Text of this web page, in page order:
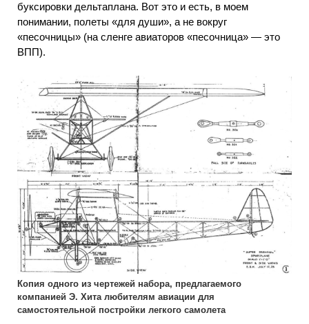
буксировки дельтаплана. Вот это и есть, в моем
понимании, полеты «для души», а не вокруг
«песочницы» (на сленге авиаторов «песочница» — это
ВПП).
Копия одного из чертежей набора, предлагаемого
компанией Э. Хита любителям авиации для
самостоятельной постройки легкого самолета